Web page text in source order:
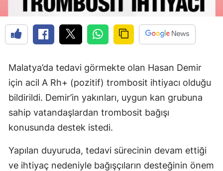
Malatya’da tedavi görmekte olan Hasan Demir
için acil A Rh+ (pozitif) trombosit ihtiyacı olduğu
bildirildi. Demir’in yakınları, uygun kan grubuna
sahip vatandaşlardan trombosit bağışı
konusunda destek istedi.
Yapılan duyuruda, tedavi sürecinin devam ettiği
ve ihtiyaç nedeniyle bağışçıların desteğinin önem